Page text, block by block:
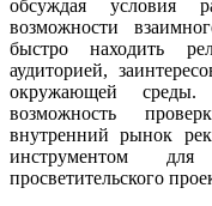
обсуждая условия
возможности
быстро находить
аудиторией,
окружающей
возможность
внутренний рынок
инструментом
просветительского